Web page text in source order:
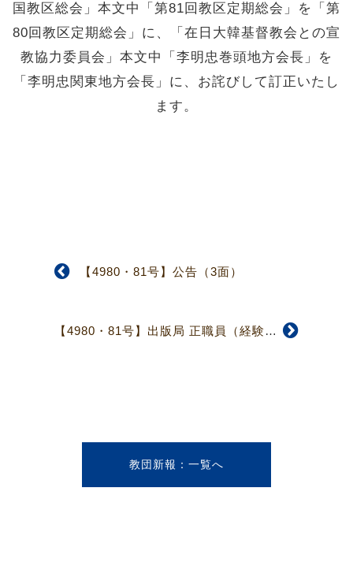
国教区総会」本文中「第81回教区定期総会」を「第
80回教区定期総会」に、「在日大韓基督教会との宣
教協力委員会」本文中「李明忠巻頭地方会長」を
「李明忠関東地方会長」に、お詫びして訂正いたし
ます。
【4980・81号】公告（3面）
【4980・81号】出版局 正職員（経験者）募集（3面）
教団新報